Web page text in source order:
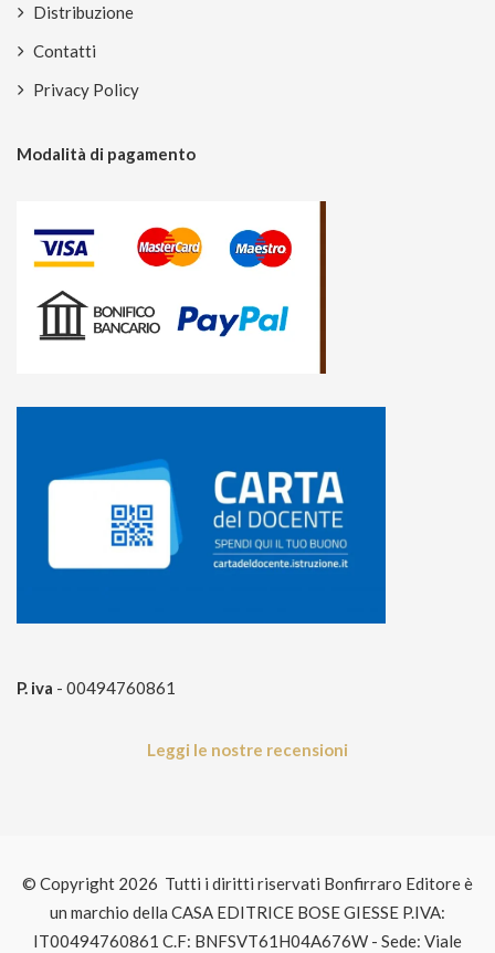
Distribuzione
Contatti
Privacy Policy
Modalità di pagamento
P. iva - 00494760861
Leggi le nostre recensioni
© Copyright 2026 Tutti i diritti riservati Bonfirraro Editore è
un marchio della CASA EDITRICE BOSE GIESSE P.IVA:
IT00494760861 C.F: BNFSVT61H04A676W - Sede: Viale